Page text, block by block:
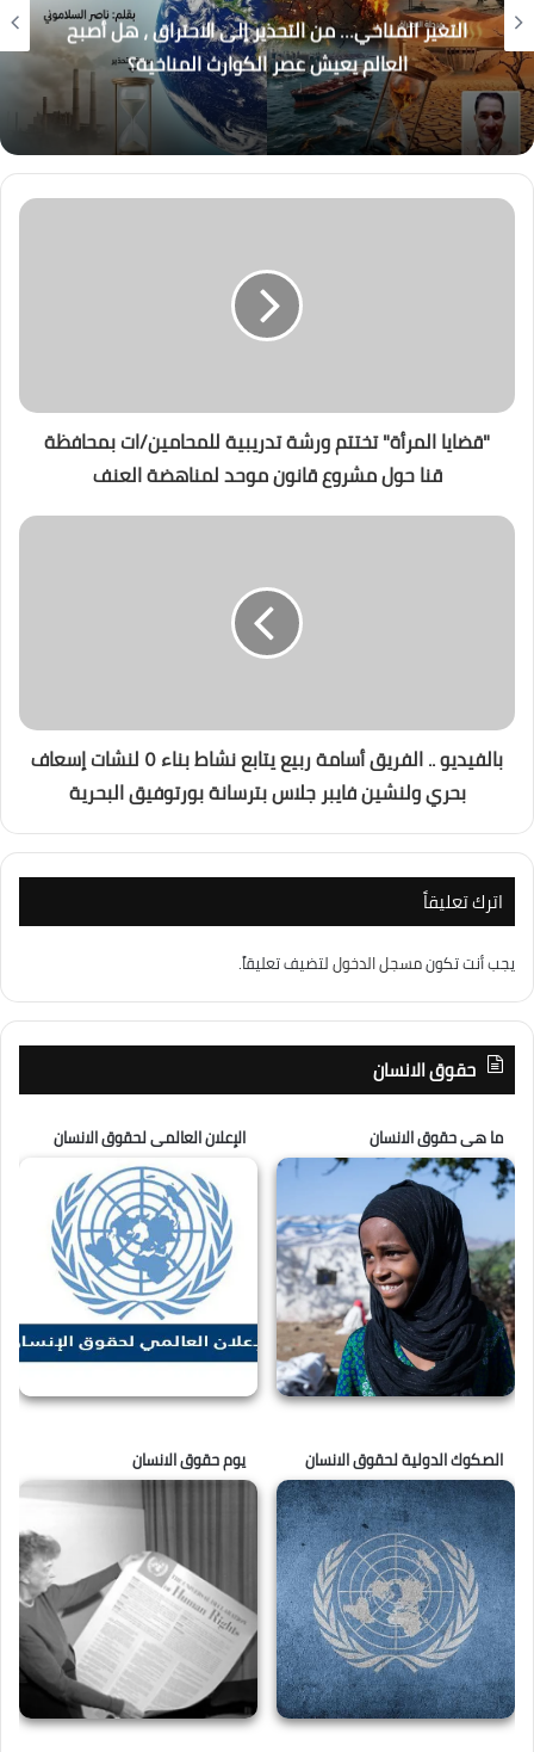
التغير المناخي… من التحذير إلى الاحتراق ، هل أصبح
العالم يعيش عصر الكوارث المناخية؟
"قضايا المرأة" تختتم ورشة تدريبية للمحامين/ات بمحافظة
قنا حول مشروع قانون موحد لمناهضة العنف
بالفيديو .. الفريق أسامة ربيع يتابع نشاط بناء ٥ لنشات إسعاف
بحري ولنشين فايبر جلاس بترسانة بورتوفيق البحرية
اترك تعليقاً
يجب أنت تكونمسجل الدخوللتضيف تعليقاً.
حقوق الانسان
ما هى حقوق الانسان الإعلان العالمى لحقوق الانسان
الصكوك الدولية لحقوق الانسان يوم حقوق الانسان